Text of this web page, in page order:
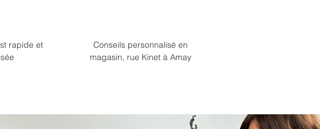
rapide et
Conseils personnalisé en
magasin, rue Kinet à Amay